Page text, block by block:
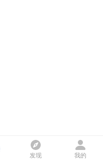
发现 我的